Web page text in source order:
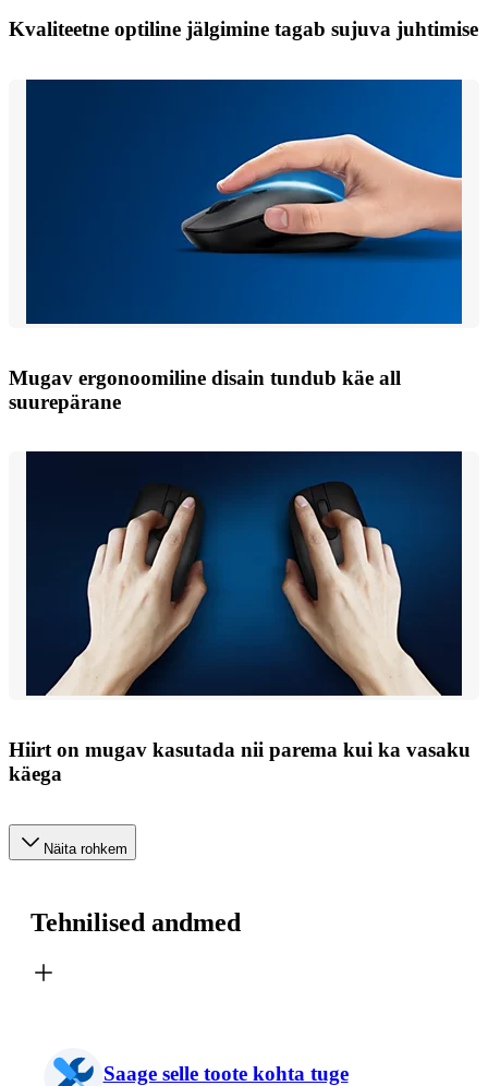
Kvaliteetne optiline jälgimine tagab sujuva juhtimise
Mugav ergonoomiline disain tundub käe all
suurepärane
Hiirt on mugav kasutada nii parema kui ka vasaku
käega
Näita rohkem
Tehnilised andmed
Saage selle toote kohta tuge